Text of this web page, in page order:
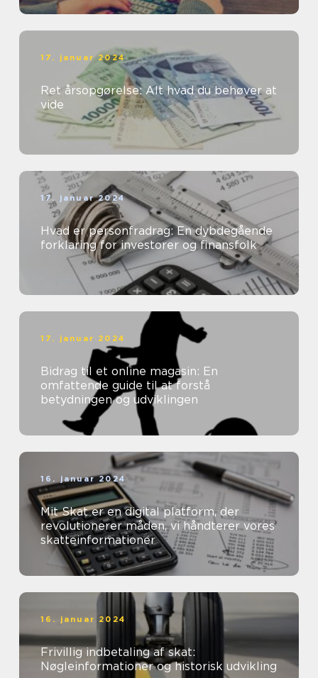
17. januar 2024
Ret årsopgørelse: Alt hvad du behøver at
vide
17. januar 2024
Hvad er personfradrag: En dybdegående
forklaring for investorer og finansfolk
17. januar 2024
Bidrag til et online magasin: En
omfattende guide til at forstå
betydningen og udviklingen
16. januar 2024
Mit Skat er en digital platform, der
revolutionerer måden, vi håndterer vores
skatteinformationer
16. januar 2024
Frivillig indbetaling af skat:
Nøgleinformationer og historisk udvikling